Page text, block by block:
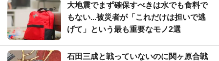
大地震でまず確保すべきは水でも食料で
もない...被災者が「これだけは担いで逃
げて」という最も重要なモノ2選
石田三成と戦っていないのに関ヶ原合戦